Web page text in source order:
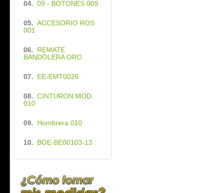
04. 09 - BOTONES 009
05. ACCESORIO ROS
001
06. REMATE
BANDOLERA ORO
07. EE-EMT0026
08. CINTURON MOD.
010
09. Hombrera 010
10. BOE-BE00103-13